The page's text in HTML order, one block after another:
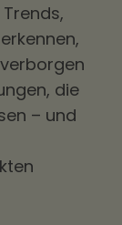
die
– und